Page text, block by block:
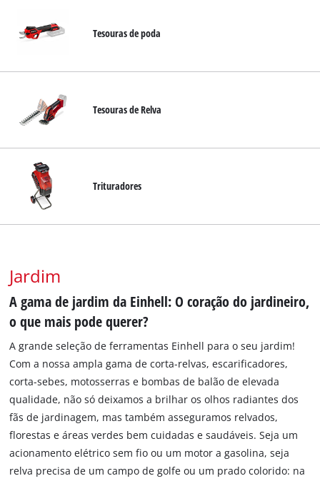
Tesouras de poda
Tesouras de Relva
Trituradores
Jardim
A gama de jardim da Einhell: O coração do jardineiro,
o que mais pode querer?
A grande seleção de ferramentas Einhell para o seu jardim!
Com a nossa ampla gama de corta-relvas, escarificadores,
corta-sebes, motosserras e bombas de balão de elevada
qualidade, não só deixamos a brilhar os olhos radiantes dos
fãs de jardinagem, mas também asseguramos relvados,
florestas e áreas verdes bem cuidadas e saudáveis. Seja um
acionamento elétrico sem fio ou um motor a gasolina, seja
relva precisa de um campo de golfe ou um prado colorido: na